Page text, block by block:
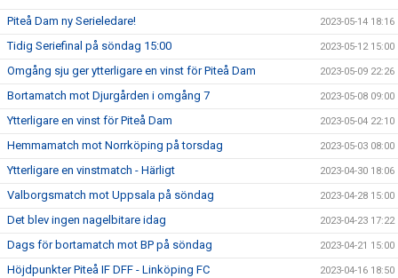
Piteå Dam ny Serieledare! 2023-05-14 18:16
Tidig Seriefinal på söndag 15:00 2023-05-12 15:00
Omgång sju ger ytterligare en vinst för Piteå Dam 2023-05-09 22:26
Bortamatch mot Djurgården i omgång 7 2023-05-08 09:00
Ytterligare en vinst för Piteå Dam 2023-05-04 22:10
Hemmamatch mot Norrköping på torsdag 2023-05-03 08:00
Ytterligare en vinstmatch - Härligt 2023-04-30 18:06
Valborgsmatch mot Uppsala på söndag 2023-04-28 15:00
Det blev ingen nagelbitare idag 2023-04-23 17:22
Dags för bortamatch mot BP på söndag 2023-04-21 15:00
Höjdpunkter Piteå IF DFF - Linköping FC 2023-04-16 18:50